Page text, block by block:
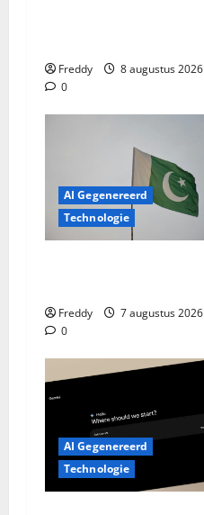
Freddy
8 augustus 2026
0
AI Gegenereerd
Technologie
Freddy
7 augustus 2026
0
AI Gegenereerd
Technologie